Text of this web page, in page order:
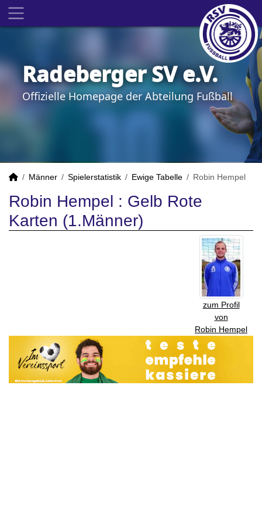
Radeberger SV e.V.
Offizielle Homepage der Abteilung Fußball
Männer Spielerstatistik Ewige Tabelle Robin Hempel
Robin Hempel : Gelb Rote
Karten (1.Männer)
zum Profil
von
Robin Hempel